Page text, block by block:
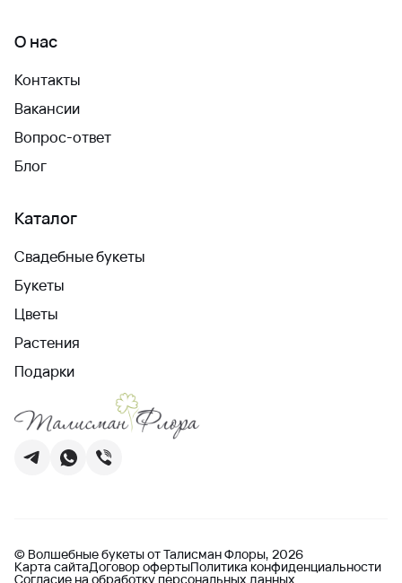
О нас
Контакты
Вакансии
Вопрос-ответ
Блог
Каталог
Свадебные букеты
Букеты
Цветы
Растения
Подарки
© Волшебные букеты от Талисман Флоры, 2026
Карта сайтаДоговор офертыПолитика конфиденциальности
Согласие на обработку персональных данных